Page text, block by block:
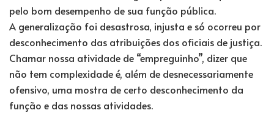
pelo bom desempenho de sua função pública.
A generalização foi desastrosa, injusta e só ocorreu por
desconhecimento das atribuições dos oficiais de justiça.
Chamar nossa atividade de “empreguinho”, dizer que
não tem complexidade é, além de desnecessariamente
ofensivo, uma mostra de certo desconhecimento da
função e das nossas atividades.